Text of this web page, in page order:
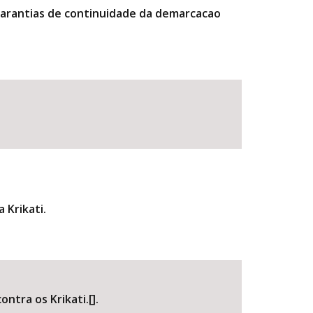
de continuidade da demarcacao
Krikati.
os Krikati.[].